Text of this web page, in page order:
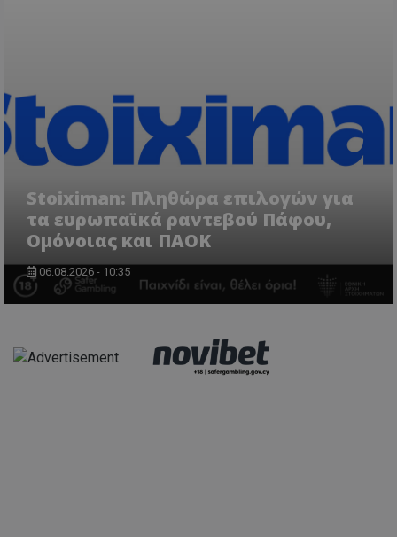
Stoiximan: Πληθώρα επιλογών για
τα ευρωπαϊκά ραντεβού Πάφου,
Ομόνοιας και ΠΑΟΚ
06.08.2026 - 10:35